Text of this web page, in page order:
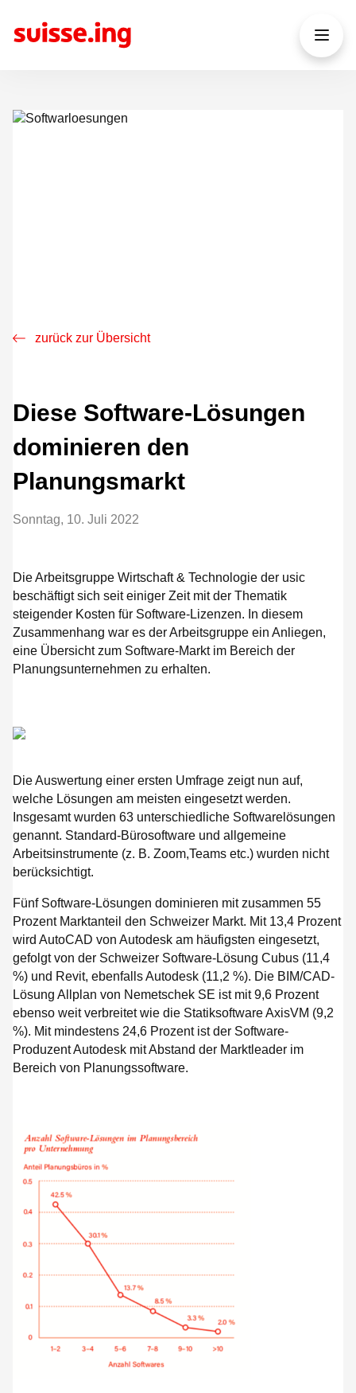
zurück zur Übersicht
Diese Software-Lösungen
dominieren den
Planungsmarkt
Sonntag, 10. Juli 2022
Die Arbeitsgruppe Wirtschaft & Technologie der usic
beschäftigt sich seit einiger Zeit mit der Thematik
steigender Kosten für Software-Lizenzen. In diesem
Zusammenhang war es der Arbeitsgruppe ein Anliegen,
eine Übersicht zum Software-Markt im Bereich der
Planungsunternehmen zu erhalten.
Die Auswertung einer ersten Umfrage zeigt nun auf,
welche Lösungen am meisten eingesetzt werden.
Insgesamt wurden 63 unterschiedliche Softwarelösungen
genannt. Standard-Bürosoftware und allgemeine
Arbeitsinstrumente (z. B. Zoom,Teams etc.) wurden nicht
berücksichtigt.
Fünf Software-Lösungen dominieren mit zusammen 55
Prozent Marktanteil den Schweizer Markt. Mit 13,4 Prozent
wird AutoCAD von Autodesk am häufigsten eingesetzt,
gefolgt von der Schweizer Software-Lösung Cubus (11,4
%) und Revit, ebenfalls Autodesk (11,2 %). Die BIM/CAD-
Lösung Allplan von Nemetschek SE ist mit 9,6 Prozent
ebenso weit verbreitet wie die Statiksoftware AxisVM (9,2
%). Mit mindestens 24,6 Prozent ist der Software-
Produzent Autodesk mit Abstand der Marktleader im
Bereich von Planungssoftware.